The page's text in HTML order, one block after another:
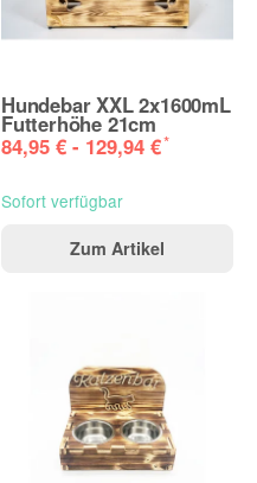
Hundebar XXL 2x1600mL
Futterhöhe 21cm
84,95 € - 129,94 €*
Sofort verfügbar
Zum Artikel